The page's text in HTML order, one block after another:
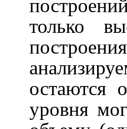
только
остаются
уровня